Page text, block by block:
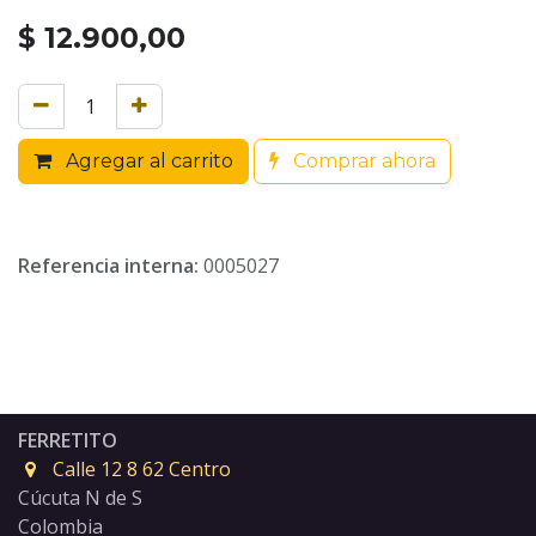
$ 12.900,00
Agregar al carrito Comprar ahora
Referencia interna: 0005027
FERRETITO
Calle 12 8 62 Centro
Cúcuta N de S
Colombia